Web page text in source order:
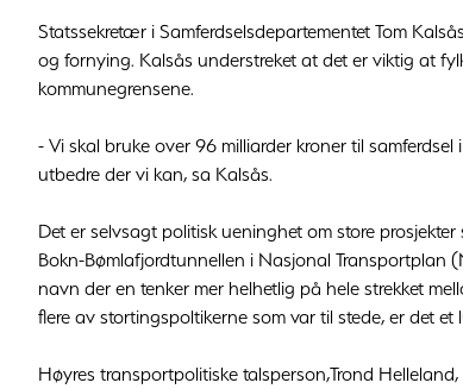
Statssekretær i Samferdselsdepartementet Tom
og fornying. Kalsås understreket at det er viktig at
kommunegrensene.
- Vi skal bruke over 96 milliarder kroner til
utbedre der vi kan, sa Kalsås.
Det er selvsagt politisk ueninghet om store
Bokn-Bømlafjordtunnellen i Nasjonal Transportplan
navn der en tenker mer helhetlig på hele strekket
flere av stortingspoltikerne som var til stede, er det
Høyres transportpolitiske talsperson,Trond